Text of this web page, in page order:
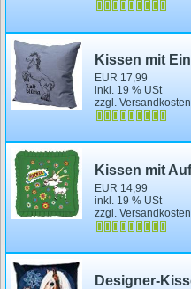
EUR 17,99
inkl. 19 % USt
zzgl. Versandkosten
EUR 14,99
inkl. 19 % USt
zzgl. Versandkosten